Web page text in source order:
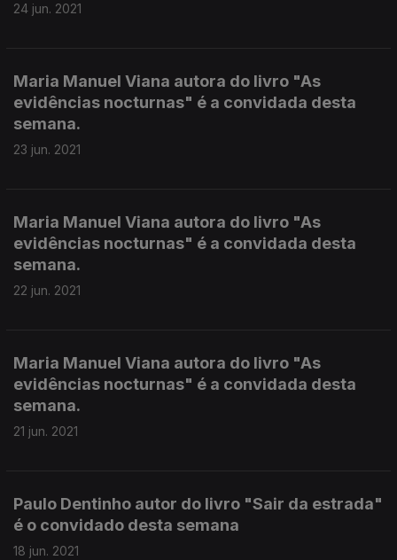
24 jun. 2021
Maria Manuel Viana autora do livro "As
evidências nocturnas" é a convidada desta
semana.
23 jun. 2021
Maria Manuel Viana autora do livro "As
evidências nocturnas" é a convidada desta
semana.
22 jun. 2021
Maria Manuel Viana autora do livro "As
evidências nocturnas" é a convidada desta
semana.
21 jun. 2021
Paulo Dentinho autor do livro "Sair da estrada"
é o convidado desta semana
18 jun. 2021